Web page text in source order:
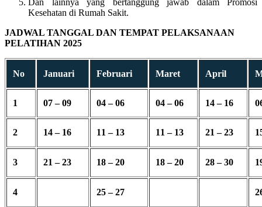
Kesehatan di Rumah Sakit.
JADWAL TANGGAL DAN TEMPAT PELAKSANAAN
PELATIHAN 2025
No Januari Februari Maret April
1 07 – 09 04 – 06 04 – 06 14 – 16
2 14 – 16 11 – 13 11 – 13 21 – 23
3 21 – 23 18 – 20 18 – 20 28 – 30
4 25 – 27